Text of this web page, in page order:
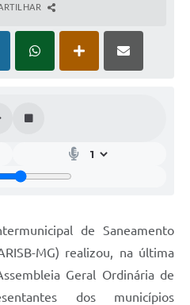
de Saneamento
MG) realizou, na última
Geral Ordinária de
dos municípios